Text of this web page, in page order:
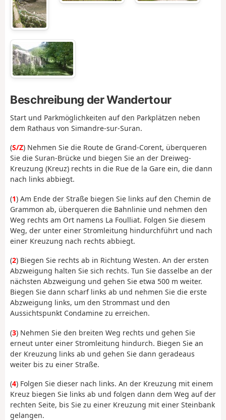
Beschreibung der Wandertour
Start und Parkmöglichkeiten auf den Parkplätzen neben
dem Rathaus von Simandre-sur-Suran.
(S/Z) Nehmen Sie die Route de Grand-Corent, überqueren
Sie die Suran-Brücke und biegen Sie an der Dreiweg-
Kreuzung (Kreuz) rechts in die Rue de la Gare ein, die dann
nach links abbiegt.
(1) Am Ende der Straße biegen Sie links auf den Chemin de
Grammon ab, überqueren die Bahnlinie und nehmen den
Weg rechts am Ort namens La Foulliat. Folgen Sie diesem
Weg, der unter einer Stromleitung hindurchführt und nach
einer Kreuzung nach rechts abbiegt.
(2) Biegen Sie rechts ab in Richtung Westen. An der ersten
Abzweigung halten Sie sich rechts. Tun Sie dasselbe an der
nächsten Abzweigung und gehen Sie etwa 500 m weiter.
Biegen Sie dann scharf links ab und nehmen Sie die erste
Abzweigung links, um den Strommast und den
Aussichtspunkt Condamine zu erreichen.
(3) Nehmen Sie den breiten Weg rechts und gehen Sie
erneut unter einer Stromleitung hindurch. Biegen Sie an
der Kreuzung links ab und gehen Sie dann geradeaus
weiter bis zu einer Straße.
(4) Folgen Sie dieser nach links. An der Kreuzung mit einem
Kreuz biegen Sie links ab und folgen dann dem Weg auf der
rechten Seite, bis Sie zu einer Kreuzung mit einer Steinbank
gelangen.